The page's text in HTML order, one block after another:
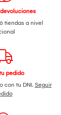
tiendas a nivel
pedido
con tu DNI. Seguir